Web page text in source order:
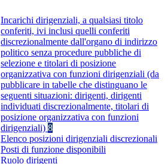
Incarichi dirigenziali, a qualsiasi titolo
conferiti, ivi inclusi quelli conferiti
discrezionalmente dall'organo di indirizzo
politico senza procedure pubbliche di
selezione e titolari di posizione
organizzativa con funzioni dirigenziali (da
pubblicare in tabelle che distinguano le
seguenti situazioni: dirigenti, dirigenti
individuati discrezionalmente, titolari di
posizione organizzativa con funzioni
dirigenziali) 8
Elenco posizioni dirigenziali discrezionali
Posti di funzione disponibili
Ruolo dirigenti